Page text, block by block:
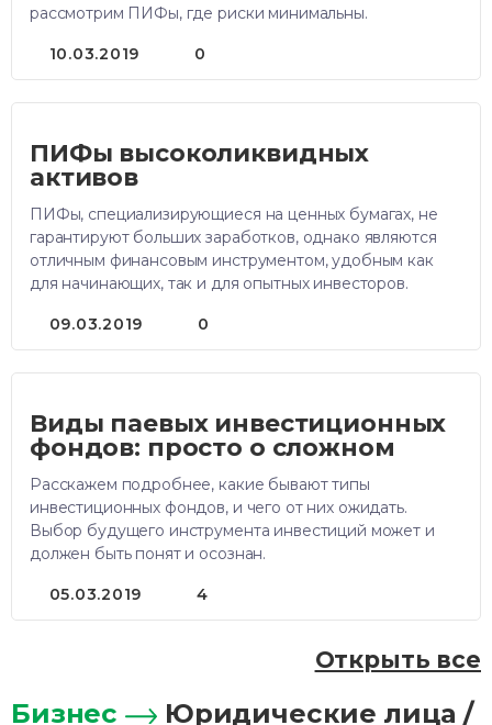
рассмотрим ПИФы, где риски минимальны.
10.03.2019 0
ПИФы высоколиквидных
активов
ПИФы, специализирующиеся на ценных бумагах, не
гарантируют больших заработков, однако являются
отличным финансовым инструментом, удобным как
для начинающих, так и для опытных инвесторов.
09.03.2019 0
Виды паевых инвестиционных
фондов: просто о сложном
Расскажем подробнее, какие бывают типы
инвестиционных фондов, и чего от них ожидать.
Выбор будущего инструмента инвестиций может и
должен быть понят и осознан.
05.03.2019 4
Открыть все
Бизнес Юридические лица /